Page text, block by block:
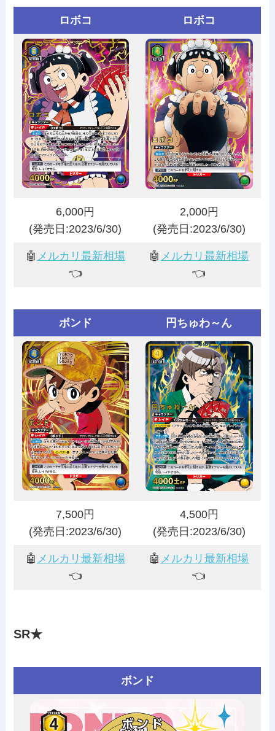
ロボコ ロボコ
6,000円
(発売日:2023/6/30)
2,000円
(発売日:2023/6/30)
🤖 メルカリ最新相場
👈️
🤖 メルカリ最新相場
👈️
ボンド 円ちゅわ～ん
7,500円
(発売日:2023/6/30)
4,500円
(発売日:2023/6/30)
🤖 メルカリ最新相場
👈️
🤖 メルカリ最新相場
👈️
SR★
ボンド